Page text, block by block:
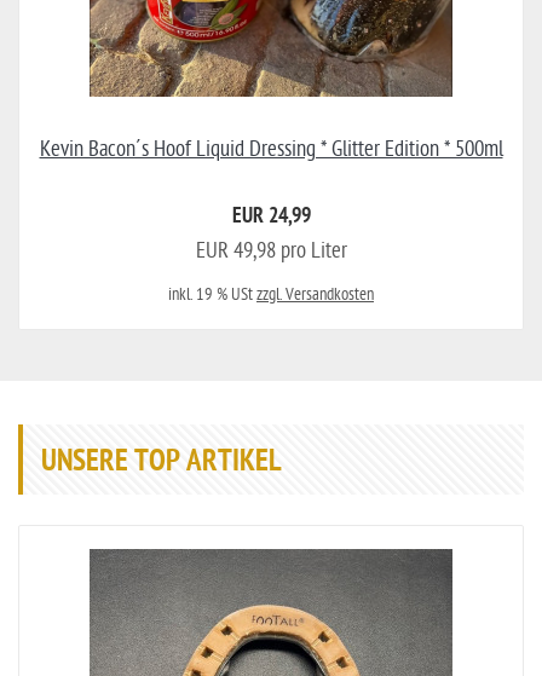
Kevin Bacon´s Hoof Liquid Dressing * Glitter Edition * 500ml
EUR 24,99
EUR 49,98 pro Liter
inkl. 19 % UStzzgl. Versandkosten
UNSERE TOP ARTIKEL